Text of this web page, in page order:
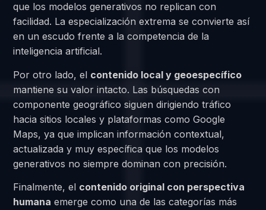
que los modelos generativos no replican con
facilidad. La especialización extrema se convierte así
en un escudo frente a la competencia de la
inteligencia artificial.
Por otro lado, el contenido local y geoespecífico
mantiene su valor intacto. Las búsquedas con
componente geográfico siguen dirigiendo tráfico
hacia sitios locales y plataformas como Google
Maps, ya que implican información contextual,
actualizada y muy específica que los modelos
generativos no siempre dominan con precisión.
Finalmente, el contenido original con perspectiva
humana emerge como una de las categorías más